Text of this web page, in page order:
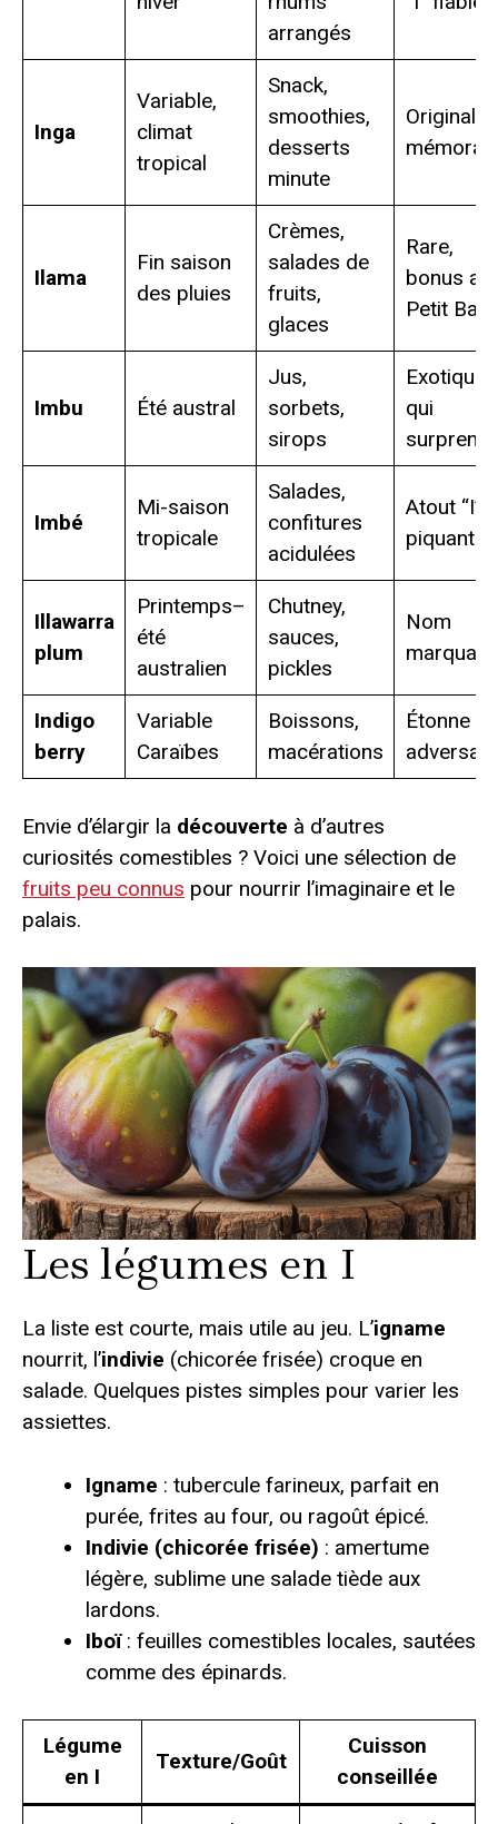
arrangés
Inga
Variable,
climat
tropical
Snack,
smoothies,
desserts
minute
Original et
Ilama
Fin saison
des pluies
Crèmes,
salades de
fruits,
glaces
Rare,
bonus au
Petit Bac
Imbu Été austral
Jus,
sorbets,
sirops
Exotique
qui
surprend
Imbé
Mi-saison
tropicale
Salades,
confitures
acidulées
Atout “I”
piquant
Illawarra
plum
Printemps–
été
australien
Chutney,
sauces,
pickles
Nom
marquant
Indigo
berry
Variable
Caraïbes
Boissons,
macérations
Étonne
Envie d’élargir la découverte à d’autres
curiosités comestibles ? Voici une sélection de
fruits peu connus pour nourrir l’imaginaire et le
palais.
Les légumes en I
La liste est courte, mais utile au jeu. L’igname
nourrit, l’indivie (chicorée frisée) croque en
salade. Quelques pistes simples pour varier les
assiettes.
Igname : tubercule farineux, parfait en
purée, frites au four, ou ragoût épicé.
Indivie (chicorée frisée) : amertume
légère, sublime une salade tiède aux
lardons.
Iboï: feuilles comestibles locales, sautées
comme des épinards.
Légume
en I
Texture/Goût
Cuisson
conseillée